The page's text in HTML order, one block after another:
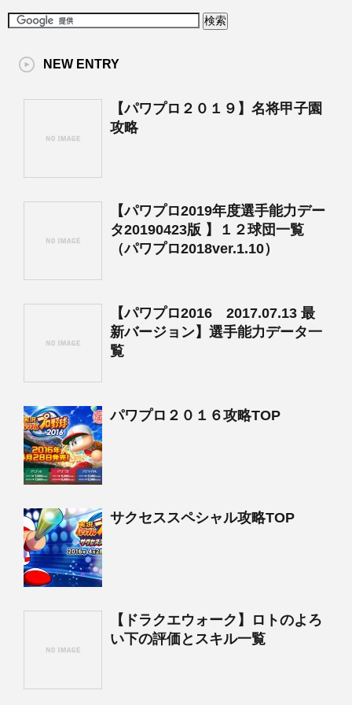
NEW ENTRY
【パワプロ２０１９】名将甲子園
攻略
【パワプロ2019年度選手能力デー
タ20190423版 】１２球団一覧
（パワプロ2018ver.1.10）
【パワプロ2016 2017.07.13 最
新バージョン】選手能力データ一
覧
パワプロ２０１６攻略TOP
サクセススペシャル攻略TOP
【ドラクエウォーク】ロトのよろ
い下の評価とスキル一覧